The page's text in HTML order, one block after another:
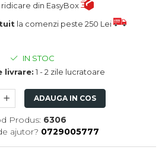
ridicare din EasyBox
la comenzi peste 250 Lei
IN STOC
livrare: 1 - 2 zile lucratoare
ADAUGA IN COS
Produs: 6306
ajutor? 0729005777